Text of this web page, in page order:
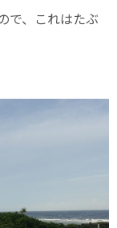
で、これはたぶ